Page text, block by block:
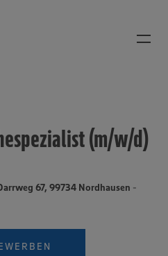
(m/w/d)
67, 99734 Nordhausen -